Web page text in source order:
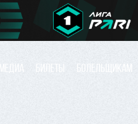
МЕДИА БИЛЕТЫ БОЛЕЛЬЩИКАМ